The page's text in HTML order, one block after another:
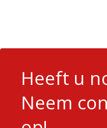
Heeft u
Neem